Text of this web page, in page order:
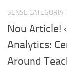
SENSE CATEGORIA
Nou Article!
Analytics:
Around